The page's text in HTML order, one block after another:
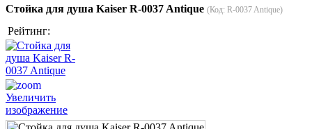
Стойка для душа Kaiser R-0037 Antique (Код: R-0037 Antique)
Рейтинг:
Увеличить
изображение